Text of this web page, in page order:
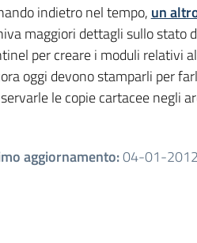
indietro nel tempo, un
maggiori dettagli sullo stato
per creare i moduli relativi
oggi devono stamparli per
le copie cartacee negli
aggiornamento:04-01-